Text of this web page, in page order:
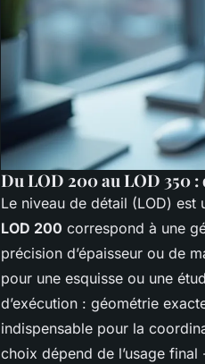
Du LOD 200 au LOD 350
Le niveau de détail (LOD) est
LOD 200 correspond à une
précision d’épaisseur ou de
pour une esquisse ou une
d’exécution : géométrie
indispensable pour la
choix dépend de l’usage